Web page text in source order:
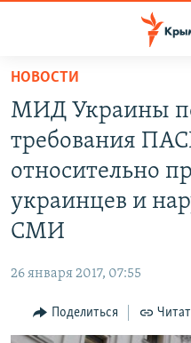
Вернуться
основному
содержанию
Вернутся
главной
навигации
СПЕЦПРОЕКТЫ
11 ЛЕТ ОККУПАЦИИ КРЫМА.
ВОДА
ЕЩЕ
ТЕЛЕПРОЕКТ КРЫМ.РЕАЛИИ
КАК ОБОЙТИ
Українською
НОВОСТИ
МИД Украины
требования
относительно
украинцев и
СМИ
26 января 2017, 07:55
Поделиться